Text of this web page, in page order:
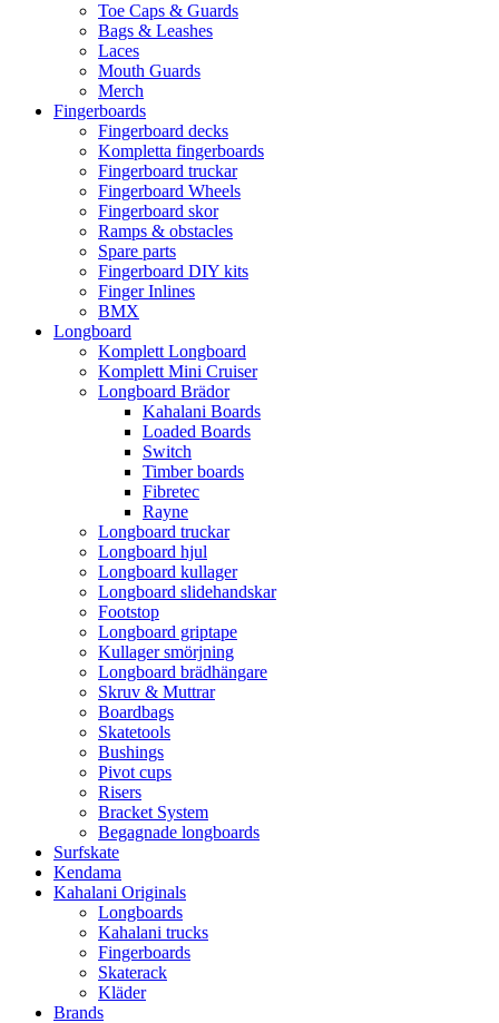
Toe Caps & Guards
Bags & Leashes
Laces
Mouth Guards
Merch
Fingerboards
Fingerboard decks
Kompletta fingerboards
Fingerboard truckar
Fingerboard Wheels
Fingerboard skor
Ramps & obstacles
Spare parts
Fingerboard DIY kits
Finger Inlines
BMX
Longboard
Komplett Longboard
Komplett Mini Cruiser
Longboard Brädor
Kahalani Boards
Loaded Boards
Switch
Timber boards
Fibretec
Rayne
Longboard truckar
Longboard hjul
Longboard kullager
Longboard slidehandskar
Footstop
Longboard griptape
Kullager smörjning
Longboard brädhängare
Skruv & Muttrar
Boardbags
Skatetools
Bushings
Pivot cups
Risers
Bracket System
Begagnade longboards
Surfskate
Kendama
Kahalani Originals
Longboards
Kahalani trucks
Fingerboards
Skaterack
Kläder
Brands